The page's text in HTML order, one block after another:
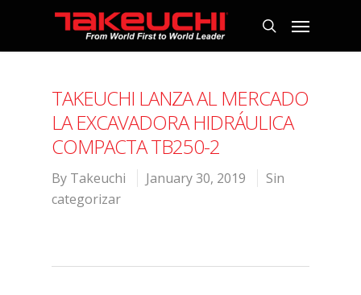
TAKEUCHI LANZA AL MERCADO
LA EXCAVADORA HIDRÁULICA
COMPACTA TB250-2
By Takeuchi January 30, 2019
Sin
categorizar